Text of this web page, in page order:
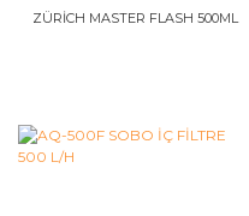
ZÜRİCH MASTER FLASH 500ML